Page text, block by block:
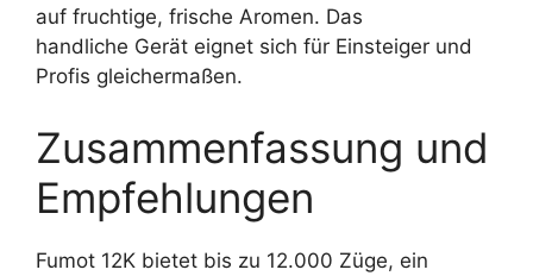
auf fruchtige, frische Aromen. Das
handliche Gerät eignet sich für Einsteiger und
Profis gleichermaßen.
Zusammenfassung und
Empfehlungen
Fumot 12K bietet bis zu 12.000 Züge, ein